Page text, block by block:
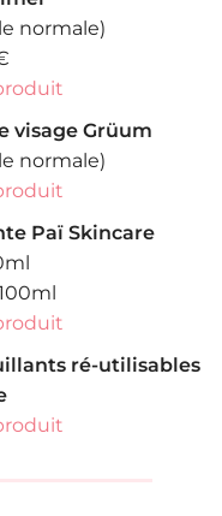
normale)
visage Grüum
normale)
Paï Skincare
ré-utilisables